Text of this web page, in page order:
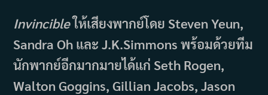
Invincibleให้เสียงพากย์โดย Steven Yeun,
Sandra Oh และ J.K.Simmons พร้อมด้วยทีม
นักพากย์อีกมากมายได้แก่ Seth Rogen,
Walton Goggins, Gillian Jacobs, Jason